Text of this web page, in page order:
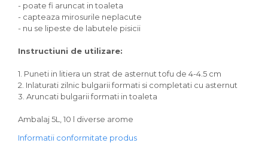
- poate fi aruncat in toaleta
- capteaza mirosurile neplacute
- nu se lipeste de labutele pisicii
Instructiuni de utilizare:
1. Puneti in litiera un strat de asternut tofu de 4-4.5 cm
2. Inlaturati zilnic bulgarii formati si completati cu asternut
3. Aruncati bulgarii formati in toaleta
Ambalaj 5L, 10 l diverse arome
Informatii conformitate produs